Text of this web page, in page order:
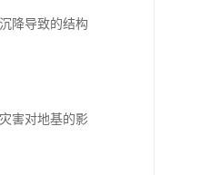
降导致的结构
害对地基的影